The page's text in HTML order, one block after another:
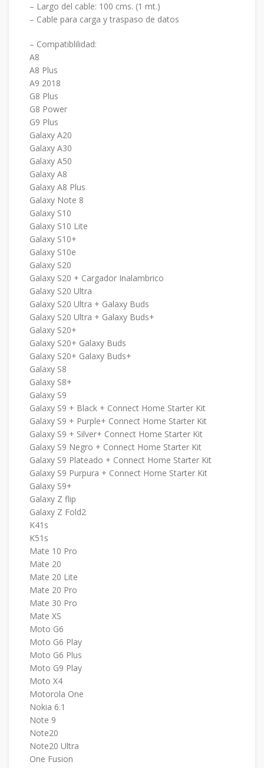
– Largo del cable: 100 cms. (1 mt.)
– Cable para carga y traspaso de datos
– Compatiblilidad:
A8
A8 Plus
A9 2018
G8 Plus
G8 Power
G9 Plus
Galaxy A20
Galaxy A30
Galaxy A50
Galaxy A8
Galaxy A8 Plus
Galaxy Note 8
Galaxy S10
Galaxy S10 Lite
Galaxy S10+
Galaxy S10e
Galaxy S20
Galaxy S20 + Cargador Inalambrico
Galaxy S20 Ultra
Galaxy S20 Ultra + Galaxy Buds
Galaxy S20 Ultra + Galaxy Buds+
Galaxy S20+
Galaxy S20+ Galaxy Buds
Galaxy S20+ Galaxy Buds+
Galaxy S8
Galaxy S8+
Galaxy S9
Galaxy S9 + Black + Connect Home Starter Kit
Galaxy S9 + Purple+ Connect Home Starter Kit
Galaxy S9 + Silver+ Connect Home Starter Kit
Galaxy S9 Negro + Connect Home Starter Kit
Galaxy S9 Plateado + Connect Home Starter Kit
Galaxy S9 Purpura + Connect Home Starter Kit
Galaxy S9+
Galaxy Z flip
Galaxy Z Fold2
K41s
K51s
Mate 10 Pro
Mate 20
Mate 20 Lite
Mate 20 Pro
Mate 30 Pro
Mate XS
Moto G6
Moto G6 Play
Moto G6 Plus
Moto G9 Play
Moto X4
Motorola One
Nokia 6.1
Note 9
Note20
Note20 Ultra
One Fusion